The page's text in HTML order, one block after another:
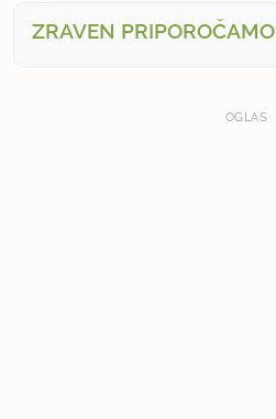
ZRAVEN PRIPOROČAMO
OGLAS